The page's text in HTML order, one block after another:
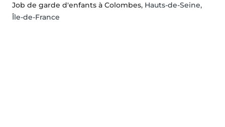
Job de garde d'enfants à Colombes, Hauts-de-Seine,
Île-de-France